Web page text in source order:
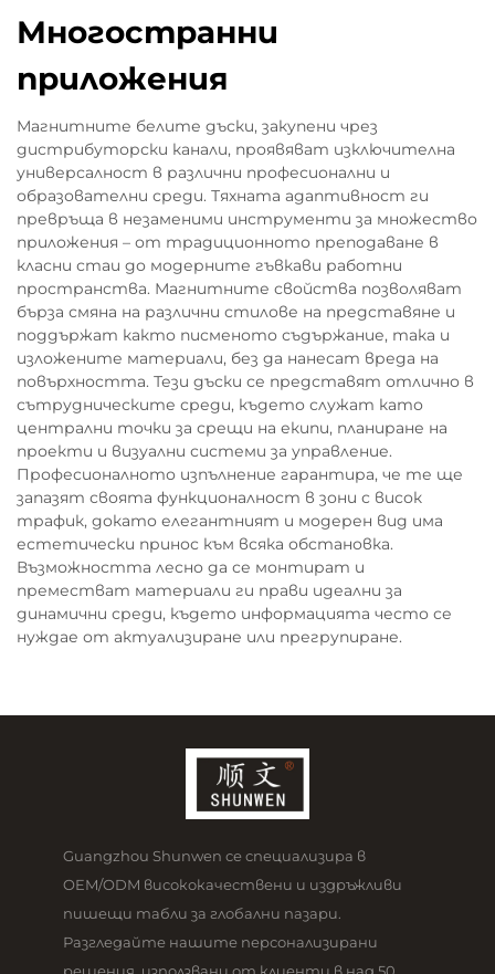
Многостранни
приложения
Магнитните белите дъски, закупени чрез
дистрибуторски канали, проявяват изключителна
универсалност в различни професионални и
образователни среди. Тяхната адаптивност ги
превръща в незаменими инструменти за множество
приложения – от традиционното преподаване в
класни стаи до модерните гъвкави работни
пространства. Магнитните свойства позволяват
бърза смяна на различни стилове на представяне и
поддържат както писменото съдържание, така и
изложените материали, без да нанесат вреда на
повърхността. Тези дъски се представят отлично в
сътрудническите среди, където служат като
централни точки за срещи на екипи, планиране на
проекти и визуални системи за управление.
Професионалното изпълнение гарантира, че те ще
запазят своята функционалност в зони с висок
трафик, докато елегантният и модерен вид има
естетически принос към всяка обстановка.
Възможността лесно да се монтират и
преместват материали ги прави идеални за
динамични среди, където информацията често се
нуждае от актуализиране или прегрупиране.
Guangzhou Shunwen се специализира в
OEM/ODM висококачествени и издръжливи
пишещи табли за глобални пазари.
Разгледайте нашите персонализирани
решения, използвани от клиенти в над 50